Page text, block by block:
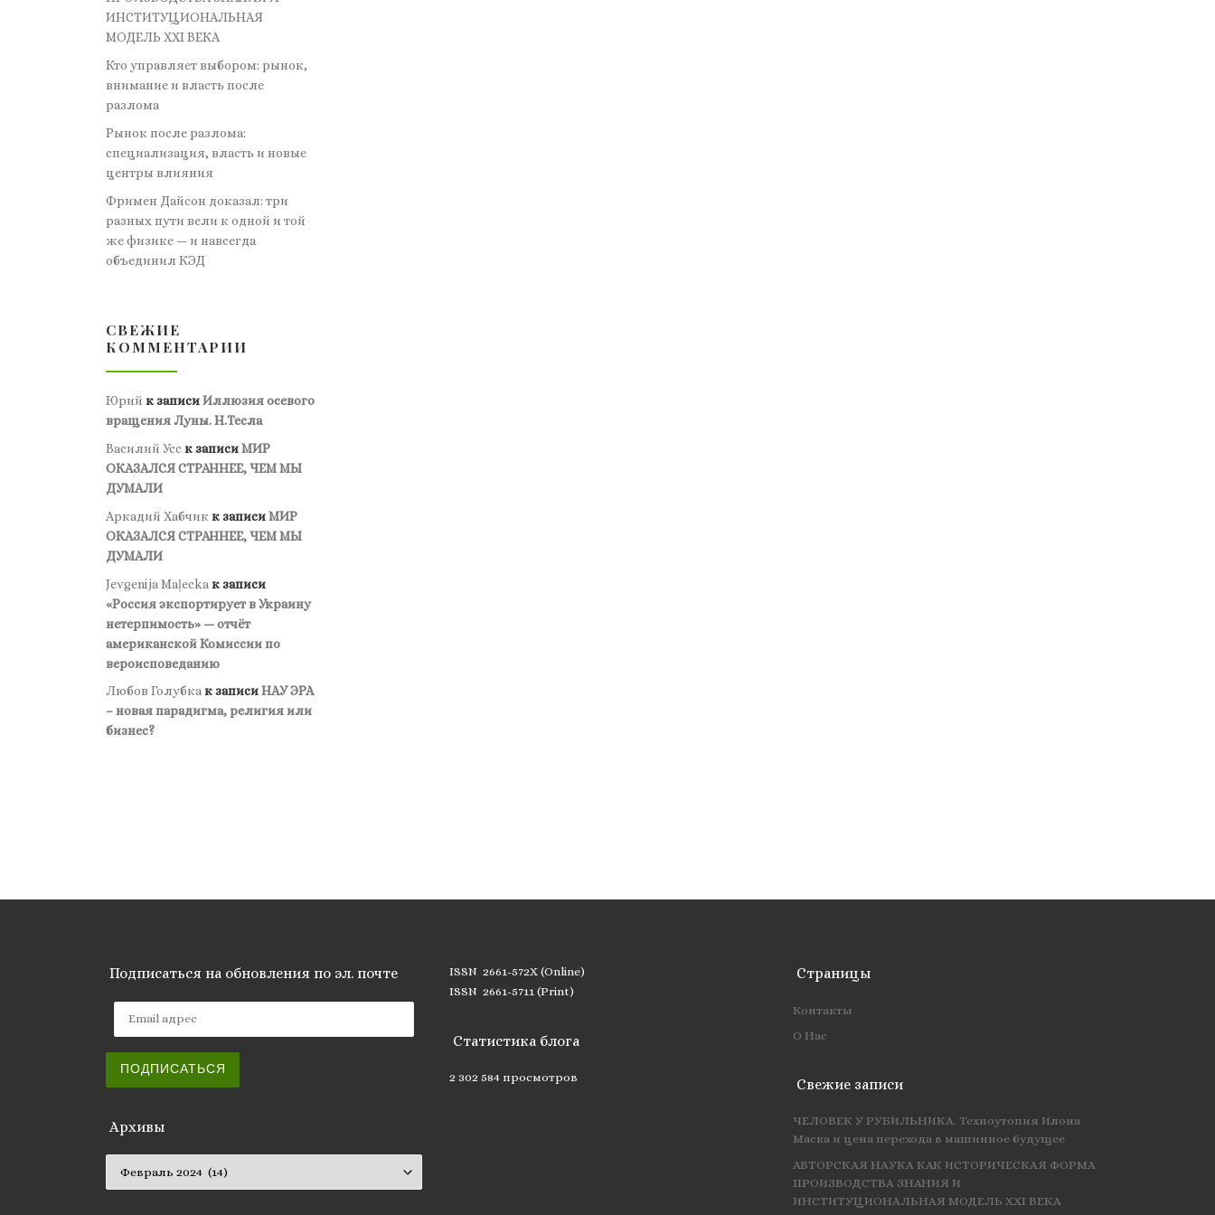
ИНСТИТУЦИОНАЛЬНАЯ
МОДЕЛЬ XXI ВЕКА
Кто управляет выбором: рынок,
внимание и власть после
разлома
Рынок после разлома:
специализация, власть и новые
центры влияния
Фримен Дайсон доказал: три
разных пути вели к одной и той
же физике — и навсегда
объединил КЭД
СВЕЖИЕ
КОММЕНТАРИИ
Юрий к записиИллюзия осевого
вращения Луны. Н.Тесла
Василий Усс к записиМИР
ОКАЗАЛСЯ СТРАННЕЕ, ЧЕМ МЫ
ДУМАЛИ
Аркадий Хабчик к записиМИР
ОКАЗАЛСЯ СТРАННЕЕ, ЧЕМ МЫ
ДУМАЛИ
Jevgenija Maļecka к записи
«Россия экспортирует в Украину
нетерпимость» — отчёт
американской Комиссии по
вероисповеданию
Любов Голубкак записиНАУ ЭРА
– новая парадигма, религия или
бизнес?
Подписаться на обновления по эл. почте
ПОДПИСАТЬСЯ
Архивы
ISSN 2661-572X (Online)
ISSN 2661-5711 (Print)
Статистика блога
2 302 584 просмотров
Страницы
Контакты
О Нас
Свежие записи
ЧЕЛОВЕК У РУБИЛЬНИКА. Техноутопия Илона
Маска и цена перехода в машинное будущее
АВТОРСКАЯ НАУКА КАК ИСТОРИЧЕСКАЯ ФОРМА
ПРОИЗВОДСТВА ЗНАНИЯ И
ИНСТИТУЦИОНАЛЬНАЯ МОДЕЛЬ XXI ВЕКА